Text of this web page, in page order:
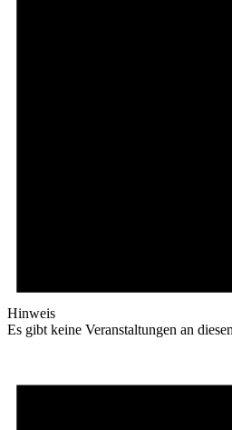
Hinweis
Es gibt keine Veranstaltungen an